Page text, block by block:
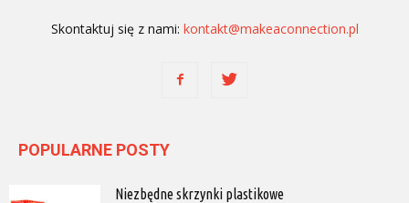
Skontaktuj się z nami: kontakt@makeaconnection.pl
POPULARNE POSTY
Niezbędne skrzynki plastikowe